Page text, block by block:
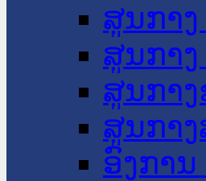
ສູນກາ
ສູນກາ
ສູນກາ
ສູນກາ
ອົງກາ